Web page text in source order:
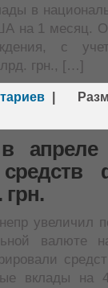
в
на 1 месяц.
с
грн., […]
апреле
увеличил
валюте
вклады